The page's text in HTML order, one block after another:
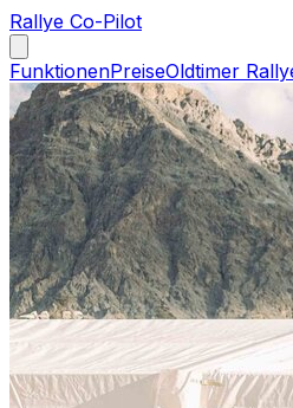
Rallye Co-Pilot
FunktionenPreiseOldtimer